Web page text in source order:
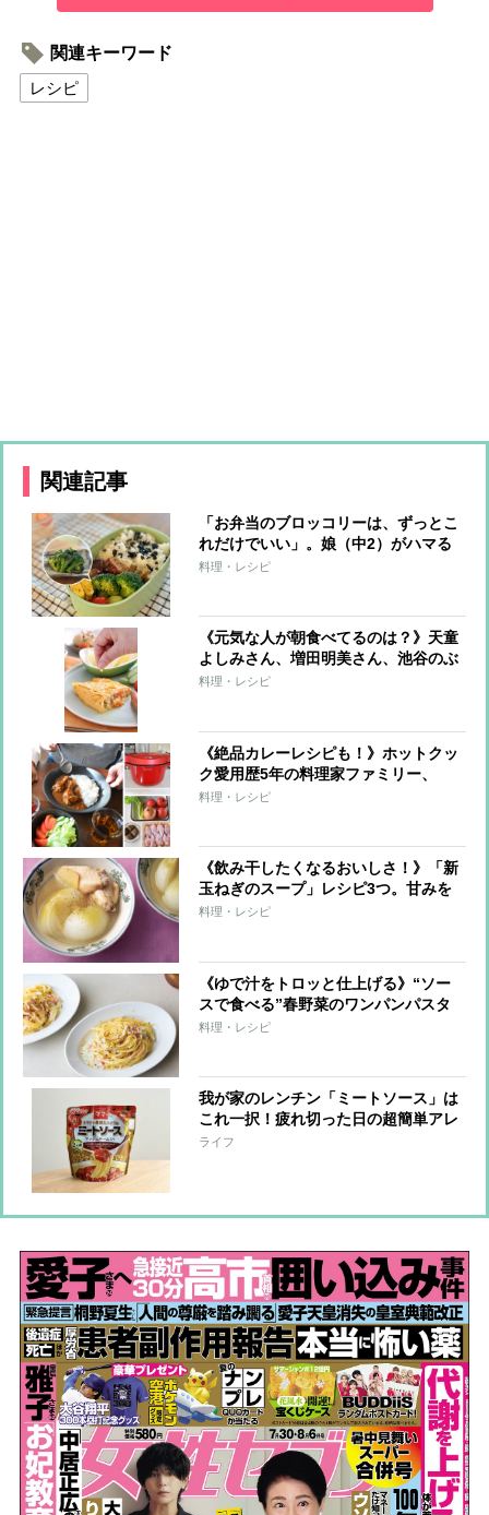
関連キーワード
レシピ
関連記事
「お弁当のブロッコリーは、ずっとこ
れだけでいい」。娘（中2）がハマる
一品は、簡単すぎ＆飽きない味【ごま
料理・レシピ
《元気な人が朝食べてるのは？》天童
よしみさん、増田明美さん、池谷のぶ
えさんの朝ご飯を拝見！お気に入り食
料理・レシピ
《絶品カレーレシピも！》ホットクッ
ク愛用歴5年の料理家ファミリー、
「パパ、ママ、小6娘のイチ押しレシ
料理・レシピ
《飲み干したくなるおいしさ！》「新
玉ねぎのスープ」レシピ3つ。甘みを
生かし、旬の恵みを余さずに
料理・レシピ
《ゆで汁をトロッと仕上げる》“ソー
スで食べる”春野菜のワンパンパスタ
レシピ3つ
料理・レシピ
我が家のレンチン「ミートソース」は
これ一択！疲れ切った日の超簡単アレ
ンジも【本日のお気に入り】
ライフ